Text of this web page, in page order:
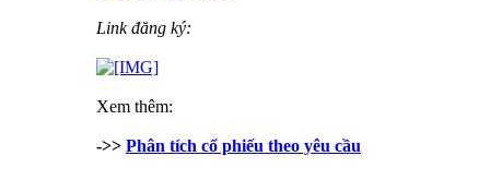
Link đăng ký:
Xem thêm:
->> Phân tích cổ phiếu theo yêu cầu